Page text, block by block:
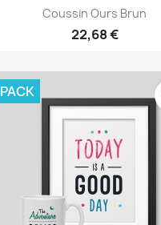
Aperçu rapide
Coussin Ours Brun
22,68 €
PACK